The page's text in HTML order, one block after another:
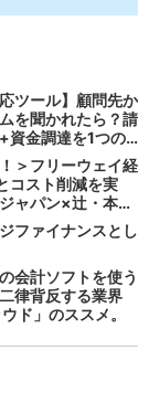
ツール】顧問先か
を聞かれたら？請
資金調達を1つの
」の魅力に迫
＞フリーウェイ経
コスト削減を実
ャパン×辻・本郷
）】
ファイナンスとし
会計ソフトを使う
律背反する業界
ド」のススメ。